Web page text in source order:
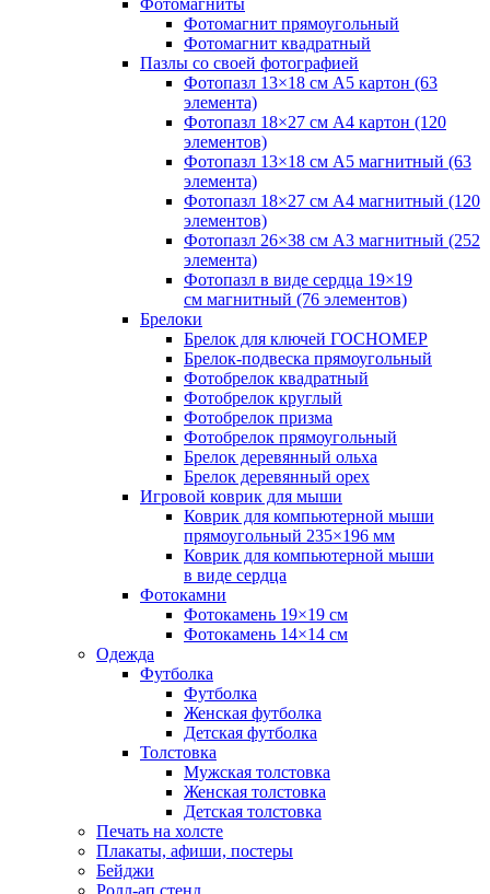
Фотомагнит прямоугольный
Фотомагнит квадратный
Пазлы со своей фотографией
Фотопазл 13×18 см А5 картон (63
элемента)
Фотопазл 18×27 см А4 картон (120
элементов)
Фотопазл 13×18 см А5 магнитный (63
элемента)
Фотопазл 18×27 см А4 магнитный (120
элементов)
Фотопазл 26×38 см А3 магнитный (252
элемента)
Фотопазл в виде сердца 19×19
см магнитный (76 элементов)
Брелоки
Брелок для ключей ГОСНОМЕР
Брелок-подвеска прямоугольный
Фотобрелок квадратный
Фотобрелок круглый
Фотобрелок призма
Фотобрелок прямоугольный
Брелок деревянный ольха
Брелок деревянный орех
Игровой коврик для мыши
Коврик для компьютерной мыши
прямоугольный 235×196 мм
Коврик для компьютерной мыши
в виде сердца
Фотокамни
Фотокамень 19×19 см
Фотокамень 14×14 см
Одежда
Футболка
Футболка
Женская футболка
Детская футболка
Толстовка
Мужская толстовка
Женская толстовка
Детская толстовка
Печать на холсте
Плакаты, афиши, постеры
Бейджи
Ролл-ап стенд